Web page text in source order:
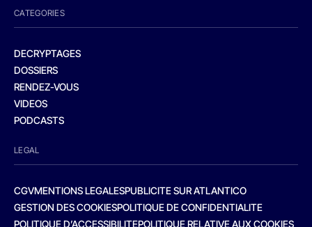
CATEGORIES
DECRYPTAGES
DOSSIERS
RENDEZ-VOUS
VIDEOS
PODCASTS
LEGAL
CGVMENTIONS LEGALESPUBLICITE SUR ATLANTICO
GESTION DES COOKIESPOLITIQUE DE CONFIDENTIALITE
POLITIQUE D’ACCESSIBILITEPOLITIQUE RELATIVE AUX COOKIES